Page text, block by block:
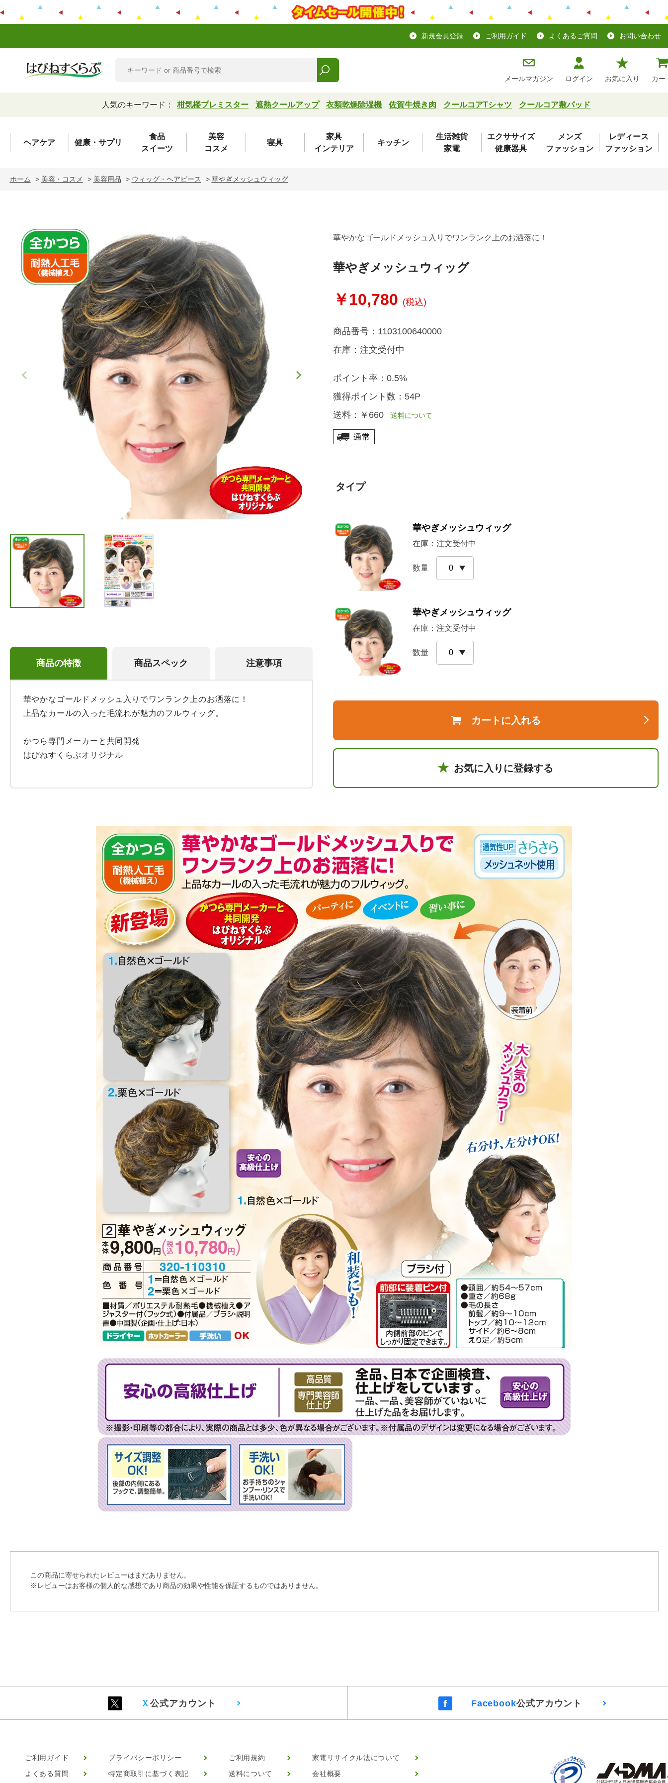
新規会員登録 ご利用ガイド よくあるご質問 お問い合わせ
メールマガジン ログイン お気に入り カー
人気のキーワード： 柑気楼プレミスター 遮熱クールアップ 衣類乾燥除湿機 佐賀牛焼き肉 クールコアTシャツ クールコア敷パッド
ヘアケア 健康・サプリ
食品
スイーツ
美容
コスメ
寝具
家具
インテリア
キッチン
生活雑貨
家電
エクササイズ
健康器具
メンズ
ファッション
レディース
ファッション
ホーム > 美容・コスメ > 美容用品 > ウィッグ・ヘアピース > 華やぎメッシュウィッグ
商品の特徴 商品スペック 注意事項
華やかなゴールドメッシュ入りでワンランク上のお洒落に！
上品なカールの入った毛流れが魅力のフルウィッグ。
かつら専門メーカーと共同開発
はぴねすくらぶオリジナル
華やかなゴールドメッシュ入りでワンランク上のお洒落に！
華やぎメッシュウィッグ
￥10,780 (税込)
商品番号： 1103100640000
在庫： 注文受付中
ポイント率： 0.5%
獲得ポイント数： 54P
送料： ￥660送料について
タイプ
華やぎメッシュウィッグ
在庫： 注文受付中
数量
華やぎメッシュウィッグ
在庫： 注文受付中
数量
カートに入れる
お気に入りに登録する
この商品に寄せられたレビューはまだありません。
※レビューはお客様の個人的な感想であり商品の効果や性能を保証するものではありません。
Ｘ公式アカウント Facebook公式アカウント
ご利用ガイド
よくある質問
プライバシーポリシー
特定商取引に基づく表記
ご利用規約
送料について
家電リサイクル法について
会社概要